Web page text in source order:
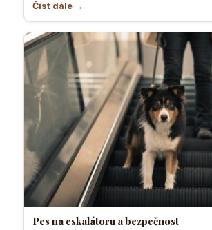
Číst dále →
Pes na eskalátoru a bezpečnost